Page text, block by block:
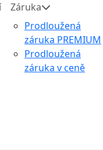
Záruka
Prodloužená
záruka PREMIUM
Prodloužená
záruka v ceně